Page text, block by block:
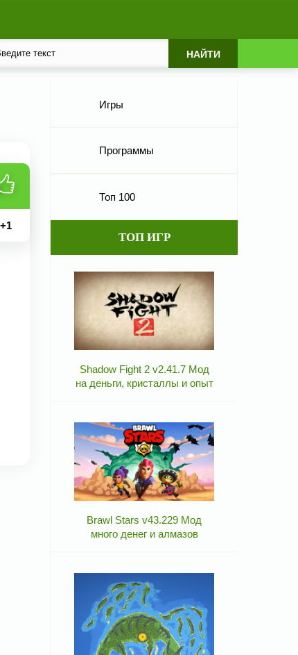
+1
Игры
Программы
Топ 100
ТОП ИГР
Shadow Fight 2 v2.41.7 Мод
на деньги, кристаллы и опыт
Brawl Stars v43.229 Мод
много денег и алмазов